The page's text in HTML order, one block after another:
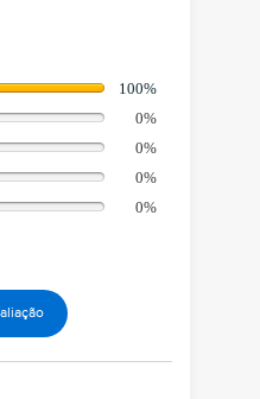
100%
0%
0%
0%
0%